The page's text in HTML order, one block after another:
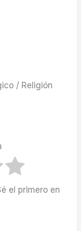
/ Religión
el primero en